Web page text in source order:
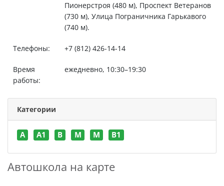
Пионерстроя (480 м), Проспект Ветеранов
(730 м), Улица Пограничника Гарькавого
(740 м).
Телефоны: +7 (812) 426-14-14
Время
работы:
ежедневно, 10:30–19:30
Категории
A A1 B M M В1
Автошкола на карте